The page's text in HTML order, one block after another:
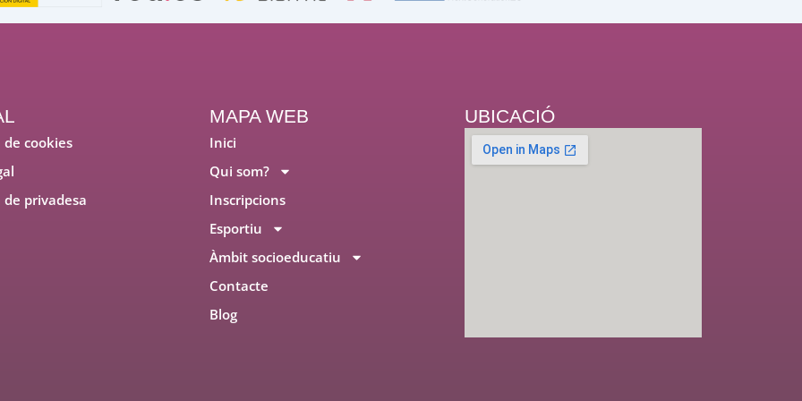
UBICACIÓ
de cookies
de privadesa
MAPA WEB
Inici
Qui som?
Inscripcions
Esportiu
Àmbit socioeducatiu
Contacte
Blog